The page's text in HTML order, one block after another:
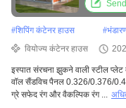
#शिपिंग कंटेनर हाउस #
वियोज्य कंटेनर हाउस
इस्पात संरचना झुकने वाली स्टील
वॉल सैंडविच पैनल 0.326/0.376/
ग्रे सफेद रंग और वैकल्पिक रंग ...